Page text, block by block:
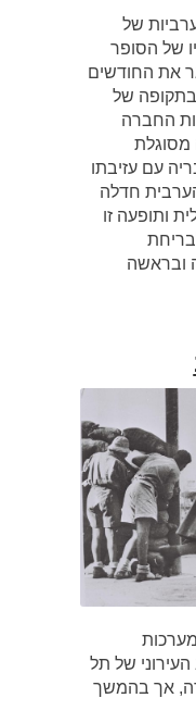
של
של הסופר
את החודשים
בתקופה של
החברה
מסוגלת
עם עזיבתו
חדלה
ותופעה זו
ובראשה
של תל
אך בהמשך